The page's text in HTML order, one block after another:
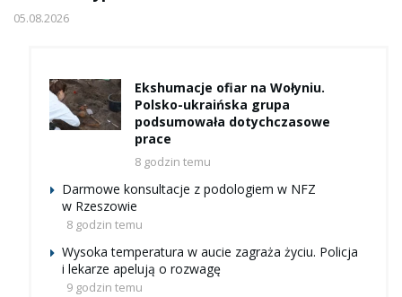
05.08.2026
Ekshumacje ofiar na Wołyniu.
Polsko-ukraińska grupa
podsumowała dotychczasowe
prace
8 godzin temu
Darmowe konsultacje z podologiem w NFZ
w Rzeszowie
8 godzin temu
Wysoka temperatura w aucie zagraża życiu. Policja
i lekarze apelują o rozwagę
9 godzin temu